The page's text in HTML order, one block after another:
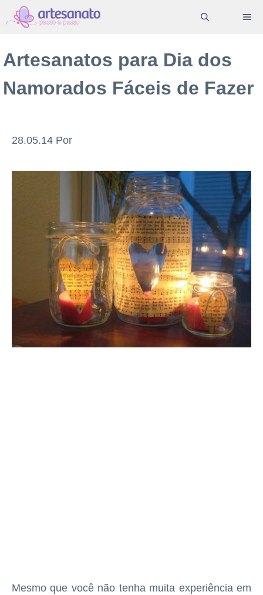
Pular
para
conteúdo
Artesanatos para Dia dos
Namorados Fáceis de Fazer
28.05.14 Por
Mesmo que você não tenha muita experiência em